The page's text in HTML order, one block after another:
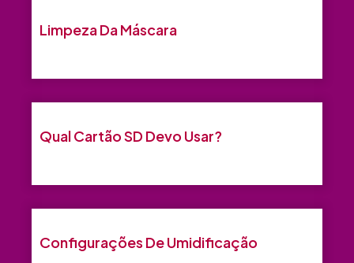
Limpeza Da Máscara
Qual Cartão SD Devo Usar?
Configurações De Umidificação